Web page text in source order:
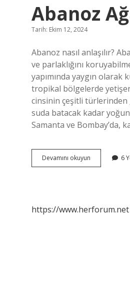
Abanoz
Tarih: Ekim 12, 2024
Abanoz nasıl anlaşılır?
ve parlaklığını
yapımında yaygın olarak
tropikal bölgelerde
cinsinin çeşitli türlerinden
suda batacak kadar
Samanta ve Bombay’da,
Devamını okuyun
Ağacı
6
https://www.herforum.net